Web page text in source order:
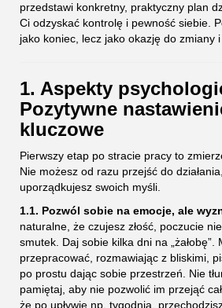
przedstawi konkretny, praktyczny plan
Ci odzyskać kontrolę i pewność siebie.
jako koniec, lecz jako okazję do zmiany i
1. Aspekty
Pozytywne
kluczowe
Pierwszy etap po stracie pracy to
Nie możesz od razu przejść do
uporządkujesz swoich myśli.
1.1. Pozwól sobie na emocje, ale
naturalne, że czujesz złość, poczucie
smutek. Daj sobie kilka dni na „żałobę”.
przepracować, rozmawiając z bliskimi,
po prostu dając sobie przestrzeń. Nie
pamiętaj, aby nie pozwolić im przejąć
że po upływie np. tygodnia,